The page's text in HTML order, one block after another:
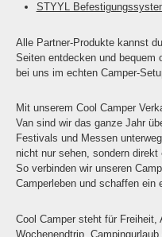
STYYL
Alle Partner-Produkte kannst
Seiten entdecken und bequem
bei uns im echten Camper-
Mit unserem Cool Camper
Van sind wir das ganze Jahr
Festivals und Messen
nicht nur sehen, sondern
So verbinden wir unseren
Camperleben und schaffen ein
Cool Camper steht für
Wochenendtrip,